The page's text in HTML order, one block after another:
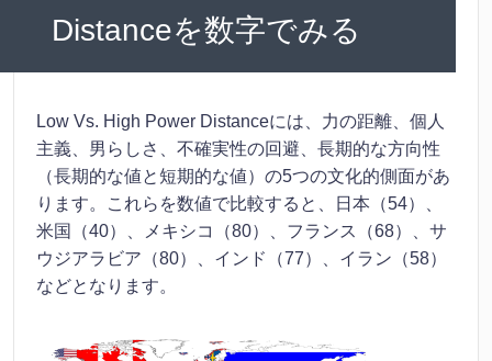
Distanceを数字でみる
Low Vs. High Power Distanceには、力の距離、個人
主義、男らしさ、不確実性の回避、長期的な方向性
（長期的な値と短期的な値）の5つの文化的側面があ
ります。これらを数値で比較すると、日本（54）、
米国（40）、メキシコ（80）、フランス（68）、サ
ウジアラビア（80）、インド（77）、イラン（58）
などとなります。